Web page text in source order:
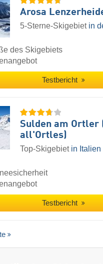
Arosa
5-Sterne-Skigebiet in
des Skigebiets
Testbericht
Sulden am Ortler
all'Ortles)
Top-Skigebiet in Italien
Testbericht